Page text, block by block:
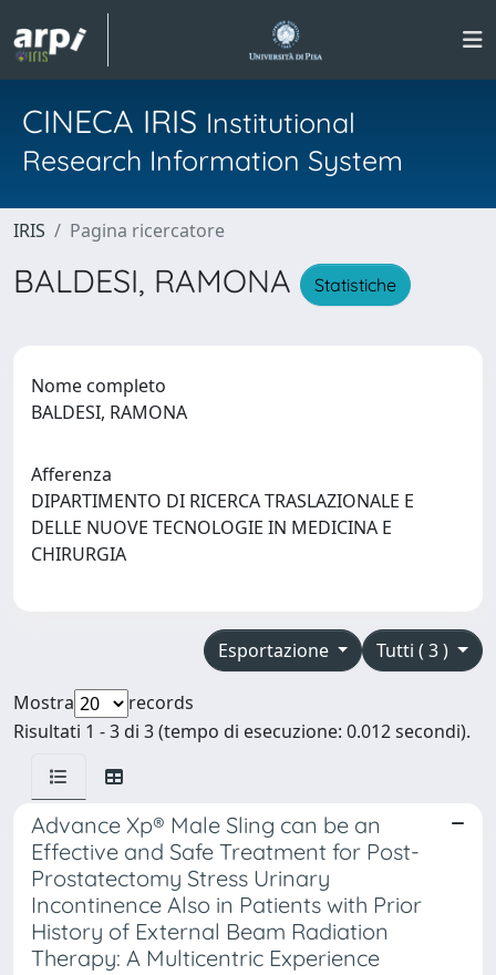
CINECA IRIS Institutional
Research Information System
IRIS Pagina ricercatore
BALDESI, RAMONA Statistiche
Nome completo
BALDESI, RAMONA
Afferenza
DIPARTIMENTO DI RICERCA TRASLAZIONALE E
DELLE NUOVE TECNOLOGIE IN MEDICINA E
CHIRURGIA
Tutti ( 3 )
Esportazione
Mostra
records
Risultati 1 - 3 di 3 (tempo di esecuzione: 0.012 secondi).
Advance Xp® Male Sling can be an
Effective and Safe Treatment for Post-
Prostatectomy Stress Urinary
Incontinence Also in Patients with Prior
History of External Beam Radiation
Therapy: A Multicentric Experience